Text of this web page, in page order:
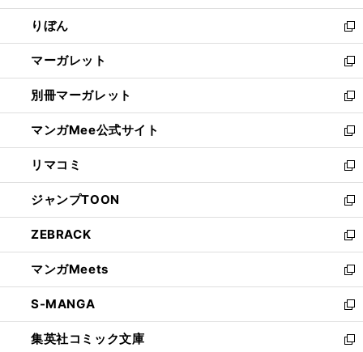
開
く
ウ
で
開
く
ン
ド
ウ
で
開
く
ウ
ィ
ン
ド
ウ
で
開
く
りぼん
新
し
い
ウ
ィ
ン
ド
ウ
で
開
く
マーガレット
新
し
い
ウ
ィ
ン
ド
ウ
で
開
く
別冊マーガレット
新
し
い
ウ
ィ
ン
ド
ウ
で
開
く
マンガMee公式サイト
新
し
い
ウ
ィ
ン
ド
ウ
で
開
く
リマコミ
新
し
い
ウ
ィ
ン
ド
ウ
で
開
く
ジャンプTOON
新
し
い
ウ
ィ
ン
ド
ウ
で
ZEBRACK
新
し
い
ウ
ィ
ン
ド
マンガMeets
新
し
い
ウ
ィ
S-MANGA
新
し
い
集英社コミック文庫 新